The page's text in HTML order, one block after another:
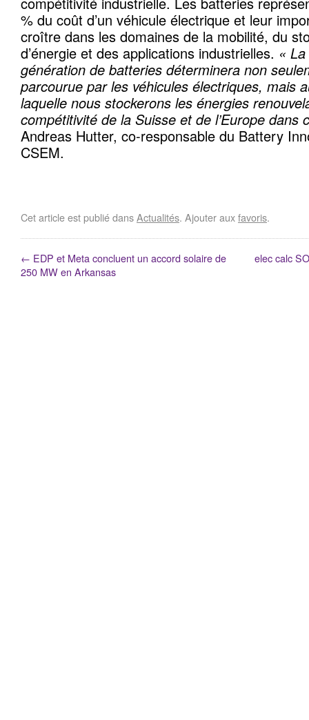
% du coût d’un véhicule électrique et leur
croître dans les domaines de la mobilité, du
d’énergie et des applications industrielles. «
génération de batteries déterminera non
parcourue par les véhicules électriques, mais
laquelle nous stockerons les énergies
compétitivité de la Suisse et de l’Europe dans
Andreas Hutter, co-responsable du Battery
CSEM.
Cet article est publié dansActualités. Ajouter auxfavoris.
← EDP et Meta concluent un accord solaire de
250 MW en Arkansas
elec calc